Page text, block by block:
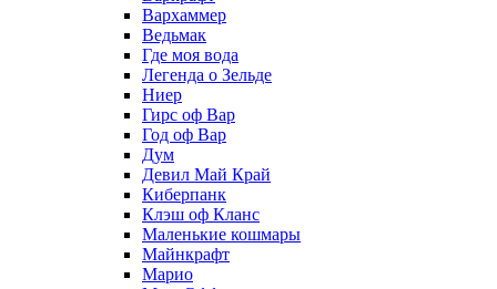
Вархаммер
Ведьмак
Где моя вода
Легенда о Зельде
Ниер
Гирс оф Вар
Год оф Вар
Дум
Девил Май Край
Киберпанк
Клэш оф Кланс
Маленькие кошмары
Майнкрафт
Марио